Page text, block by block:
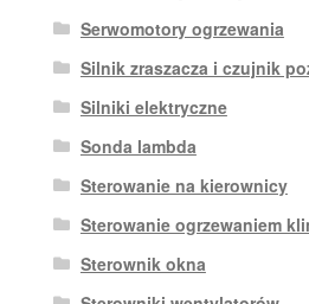
Serwomotory ogrzewania
Silnik zraszacza i czujnik
Silniki elektryczne
Sonda lambda
Sterowanie na kierownicy
Sterowanie ogrzewaniem
Sterownik okna